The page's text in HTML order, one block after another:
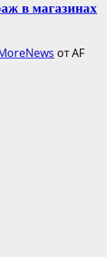
в магазинах
от AF